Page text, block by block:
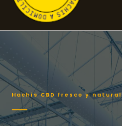
Hachís CBD fresco y natural